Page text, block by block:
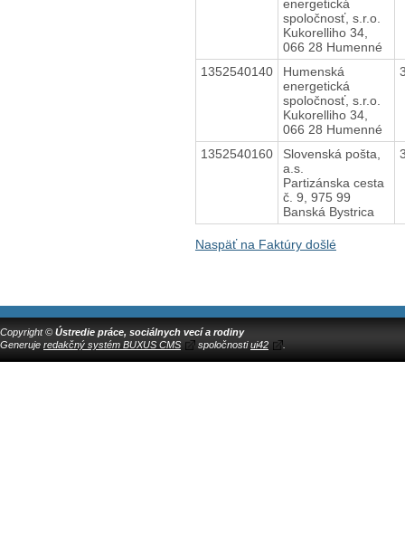
energetická
spoločnosť, s.r.o.
Kukorelliho 34,
066 28 Humenné
1352540140
Humenská
energetická
spoločnosť, s.r.o.
Kukorelliho 34,
066 28 Humenné
1352540160
Slovenská pošta,
a.s.
Partizánska cesta
č. 9, 975 99
Banská Bystrica
Naspäť na Faktúry došlé
Copyright © Ústredie práce, sociálnych vecí a rodiny
Generuje redakčný systém BUXUS CMS spoločnostiui42